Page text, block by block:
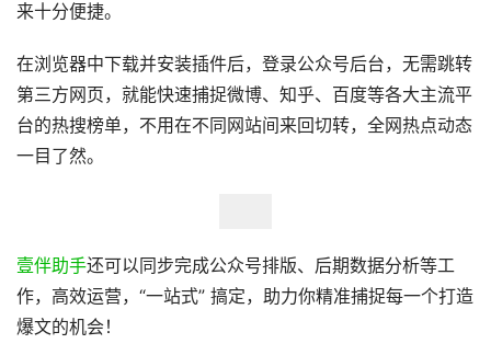
来十分便捷。
在浏览器中下载并安装插件后，登录公众号后台，无需跳转
第三方网页，就能快速捕捉微博、知乎、百度等各大主流平
台的热搜榜单，不用在不同网站间来回切转，全网热点动态
一目了然。
壹伴助手还可以同步完成公众号排版、后期数据分析等工
作，高效运营，“一站式” 搞定，助力你精准捕捉每一个打造
爆文的机会！